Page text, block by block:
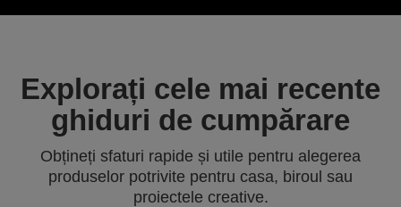
Explorați cele mai recente
ghiduri de cumpărare
Obțineți sfaturi rapide și utile pentru alegerea
produselor potrivite pentru casa, biroul sau
proiectele creative.